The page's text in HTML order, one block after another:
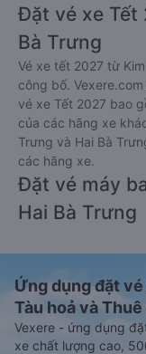
Đặt vé xe Tết
Bà Trưng
Vé xe tết 2027 từ
công bố.
vé xe Tết 2027 bao
của các hãng xe
Trưng và Hai Bà
các hãng xe.
Đặt vé máy
Hai Bà Trưng
Ứng dụng đặt vé
Tàu hoả và Thuê
Vexere - ứng dụng
xe chất lượng cao,